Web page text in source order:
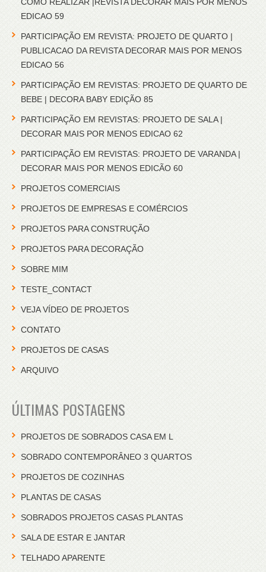
EDICAO 59
PARTICIPAÇÃO EM REVISTA: PROJETO DE QUARTO |
PUBLICACAO DA REVISTA DECORAR MAIS POR MENOS
EDICAO 56
PARTICIPAÇÃO EM REVISTAS: PROJETO DE QUARTO DE
BEBE | DECORA BABY EDIÇÃO 85
PARTICIPAÇÃO EM REVISTAS: PROJETO DE SALA |
DECORAR MAIS POR MENOS EDICAO 62
PARTICIPAÇÃO EM REVISTAS: PROJETO DE VARANDA |
DECORAR MAIS POR MENOS EDICÃO 60
PROJETOS COMERCIAIS
PROJETOS DE EMPRESAS E COMÉRCIOS
PROJETOS PARA CONSTRUÇÃO
PROJETOS PARA DECORAÇÃO
SOBRE MIM
TESTE_CONTACT
VEJA VÍDEO DE PROJETOS
CONTATO
PROJETOS DE CASAS
ARQUIVO
ÚLTIMAS POSTAGENS
PROJETOS DE SOBRADOS CASA EM L
SOBRADO CONTEMPORÂNEO 3 QUARTOS
PROJETOS DE COZINHAS
PLANTAS DE CASAS
SOBRADOS PROJETOS CASAS PLANTAS
SALA DE ESTAR E JANTAR
TELHADO APARENTE